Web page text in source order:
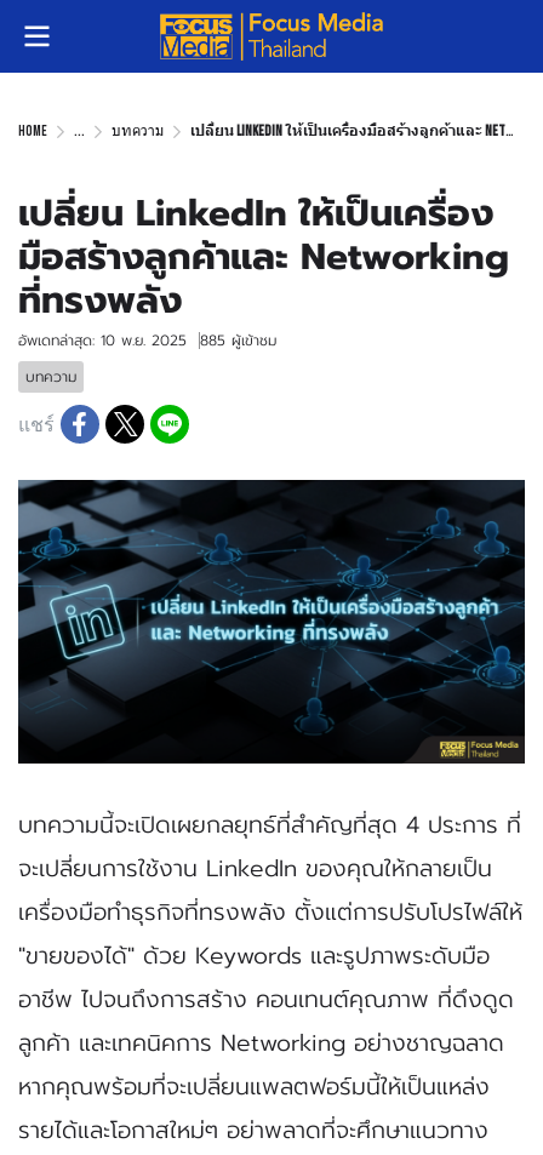
Home ... บทความ เปลี่ยน LinkedIn ให้เป็นเครื่องมือสร้างลูกค้าและ Networking ที่ทรงพลัง
เปลี่ยน LinkedIn ให้เป็นเครื่อง
มือสร้างลูกค้าและ Networking
ที่ทรงพลัง
อัพเดทล่าสุด: 10 พ.ย. 2025
885 ผู้เข้าชม
บทความ
แชร์
บทความนี้จะเปิดเผยกลยุทธ์ที่สำคัญที่สุด 4 ประการ ที่
จะเปลี่ยนการใช้งาน LinkedIn ของคุณให้กลายเป็น
เครื่องมือทำธุรกิจที่ทรงพลัง ตั้งแต่การปรับโปรไฟล์ให้
"ขายของได้" ด้วย Keywords และรูปภาพระดับมือ
อาชีพ ไปจนถึงการสร้าง คอนเทนต์คุณภาพ ที่ดึงดูด
ลูกค้า และเทคนิคการ Networking อย่างชาญฉลาด
หากคุณพร้อมที่จะเปลี่ยนแพลตฟอร์มนี้ให้เป็นแหล่ง
รายได้และโอกาสใหม่ๆ อย่าพลาดที่จะศึกษาแนวทาง